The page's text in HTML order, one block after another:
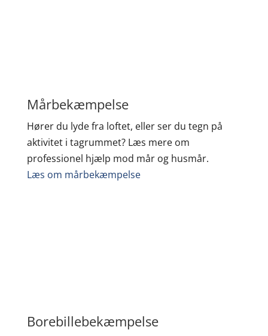
Mårbekæmpelse
Hører du lyde fra loftet, eller ser du tegn på
aktivitet i tagrummet? Læs mere om
professionel hjælp mod mår og husmår.
Læs om mårbekæmpelse
Borebillebekæmpelse